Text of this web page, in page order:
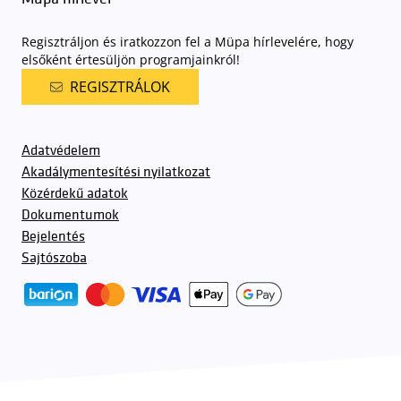
Regisztráljon és iratkozzon fel a Müpa hírlevelére, hogy
elsőként értesüljön programjainkról!
REGISZTRÁLOK
Adatvédelem
Akadálymentesítési nyilatkozat
Közérdekű adatok
Dokumentumok
Bejelentés
Sajtószoba